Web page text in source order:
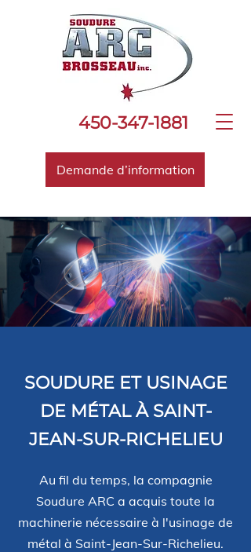
450-347-1881
Demande d’information
SOUDURE ET USINAGE
DE MÉTAL À SAINT-
JEAN-SUR-RICHELIEU
Au fil du temps, la compagnie
Soudure ARC a acquis toute la
machinerie nécessaire à l'usinage de
métal à Saint-Jean-Sur-Richelieu.